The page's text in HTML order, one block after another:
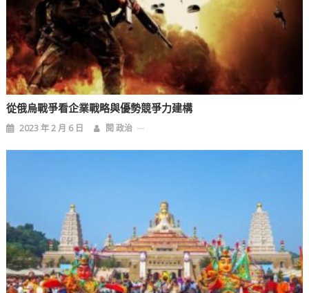
從俄烏戰爭看企業戰略與優勢競爭力建構
2023 年 2 月 6 日 閱 政治